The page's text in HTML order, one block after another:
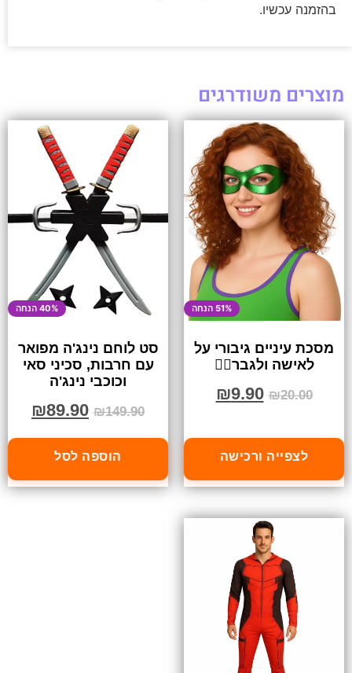
בהזמנה עכשיו.
מוצרים משודרגים
51% הנחה
מסכת עיניים גיבורי על
לאישה ולגבר🦸‍♀️
₪20.00
₪9.90
לצפייה ורכישה
40% הנחה
סט לוחם נינג'ה מפואר
עם חרבות, סכיני סאי
וכוכבי נינג'ה
₪149.90
₪89.90
הוספה לסל